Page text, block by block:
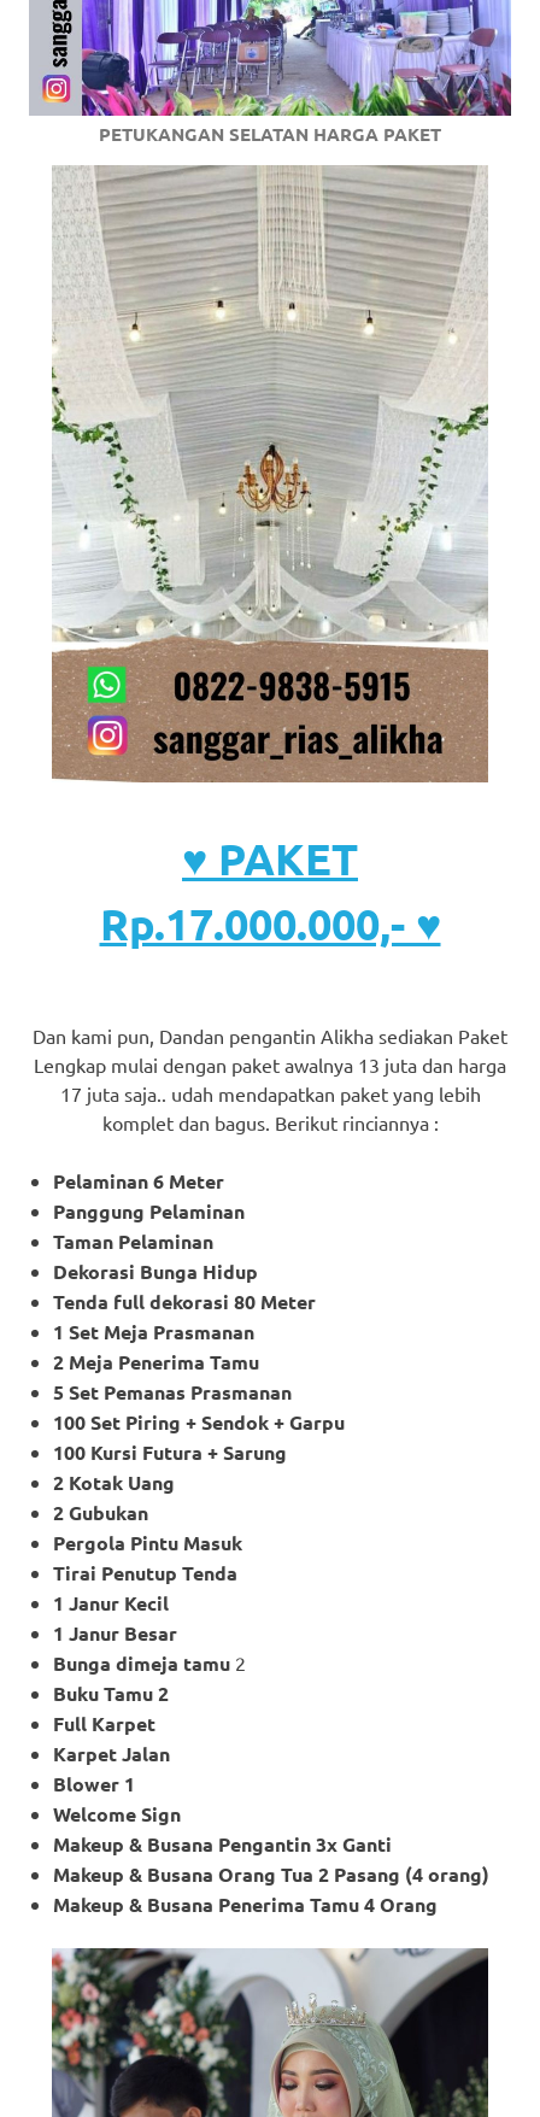
PETUKANGAN SELATAN HARGA PAKET
♥ PAKET
Rp.17.000.000,- ♥
Dan kami pun, Dandan pengantin Alikha sediakan Paket
Lengkap mulai dengan paket awalnya 13 juta dan harga
17 juta saja.. udah mendapatkan paket yang lebih
komplet dan bagus. Berikut rinciannya :
Pelaminan 6 Meter
Panggung Pelaminan
Taman Pelaminan
Dekorasi Bunga Hidup
Tenda full dekorasi 80 Meter
1 Set Meja Prasmanan
2 Meja Penerima Tamu
5 Set Pemanas Prasmanan
100 Set Piring + Sendok + Garpu
100 Kursi Futura + Sarung
2 Kotak Uang
2 Gubukan
Pergola Pintu Masuk
Tirai Penutup Tenda
1 Janur Kecil
1 Janur Besar
Bunga dimeja tamu 2
Buku Tamu 2
Full Karpet
Karpet Jalan
Blower 1
Welcome Sign
Makeup & Busana Pengantin 3x Ganti
Makeup & Busana Orang Tua 2 Pasang (4 orang)
Makeup & Busana Penerima Tamu 4 Orang